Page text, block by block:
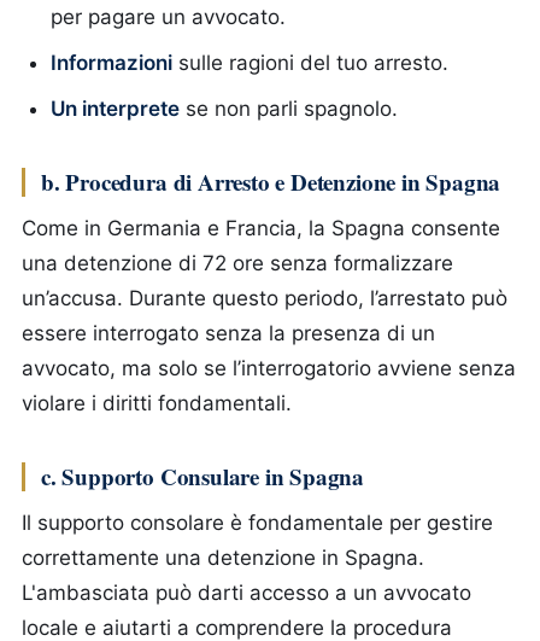
per pagare un avvocato.
Informazioni sulle ragioni del tuo arresto.
Un interprete se non parli spagnolo.
b. Procedura di Arresto e Detenzione in Spagna
Come in Germania e Francia, la Spagna consente
una detenzione di 72 ore senza formalizzare
un’accusa. Durante questo periodo, l’arrestato può
essere interrogato senza la presenza di un
avvocato, ma solo se l’interrogatorio avviene senza
violare i diritti fondamentali.
c. Supporto Consulare in Spagna
Il supporto consolare è fondamentale per gestire
correttamente una detenzione in Spagna.
L'ambasciata può darti accesso a un avvocato
locale e aiutarti a comprendere la procedura